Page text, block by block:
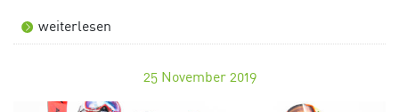
weiterlesen
25 November 2019